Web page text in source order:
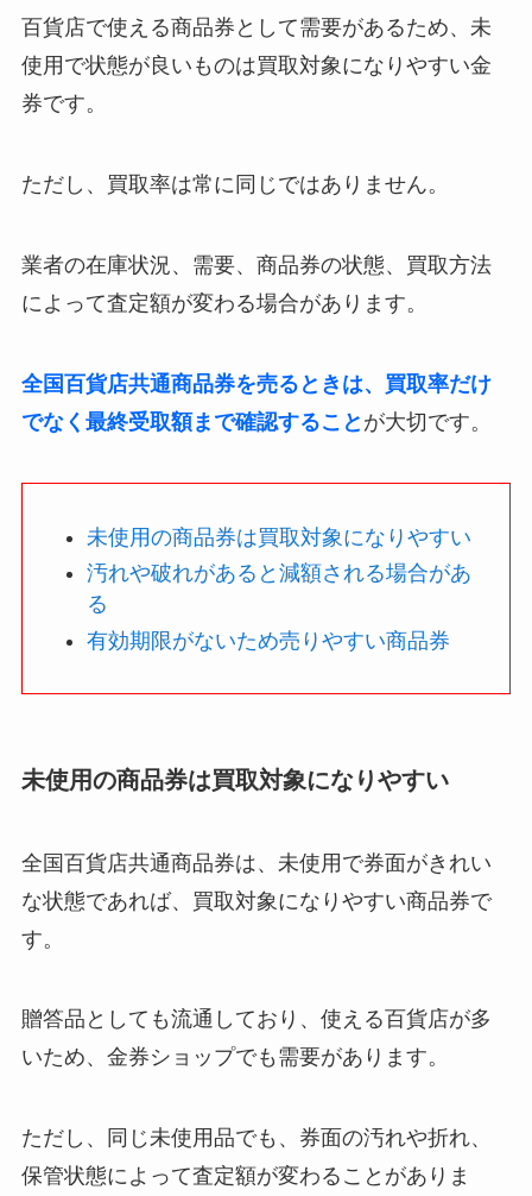
百貨店で使える商品券として需要があるため、未
使用で状態が良いものは買取対象になりやすい金
券です。
ただし、買取率は常に同じではありません。
業者の在庫状況、需要、商品券の状態、買取方法
によって査定額が変わる場合があります。
全国百貨店共通商品券を売るときは、買取率だけ
でなく最終受取額まで確認すること が大切です。
未使用の商品券は買取対象になりやすい
汚れや破れがあると減額される場合があ
る
有効期限がないため売りやすい商品券
未使用の商品券は買取対象になりやすい
全国百貨店共通商品券は、未使用で券面がきれい
な状態であれば、買取対象になりやすい商品券で
す。
贈答品としても流通しており、使える百貨店が多
いため、金券ショップでも需要があります。
ただし、同じ未使用品でも、券面の汚れや折れ、
保管状態によって査定額が変わることがありま